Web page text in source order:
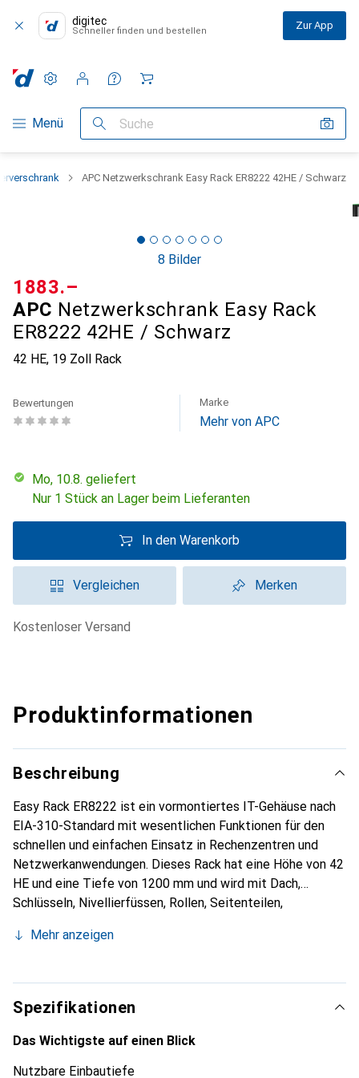
digitec
Schneller finden und bestellen Zur App
Navigation nach Kategorien
Menü Suche
Einstellungen
Kundenkonto
Vergleichslisten
Merklisten
Warenkorb
APC Netzwerkschrank Easy Rack ER8222 42HE / Schwarz
8 Bilder
APC Netzwerkschrank Easy Rack
ER8222 42HE / Schwarz
42 HE, 19 Zoll Rack
CHF
1883.–
Bewertungen Marke
Mehr von APC
Mo, 10.8. geliefert
Nur 1 Stück an Lager beim Lieferanten
In den Warenkorb
Vergleichen Merken
kostenloser Versand
Produktinformationen
Beschreibung
Easy Rack ER8222 ist ein vormontiertes IT-Gehäuse nach
EIA-310-Standard mit wesentlichen Funktionen für den
schnellen und einfachen Einsatz in Rechenzentren und
Netzwerkanwendungen. Dieses Rack hat eine Höhe von 42
HE und eine Tiefe von 1200 mm und wird mit Dach,
Schlüsseln, Nivellierfüssen, Rollen, Seitenteilen,
jedoch ohne Boden. ER8222 hat eine Breite von 800 mm,
Belastungswerte von statisch 1200 kg und dynamisch 600
kg, was es perfekt für konvergente und hyperkonvergente
IT macht. Dieses Rack-Modell bietet genügend Platz für
die Montage selbst der tiefsten Geräte und des vertikalen
Mehr anzeigen
Spezifikationen
Das Wichtigste auf einen Blick
Nutzbare Einbautiefe